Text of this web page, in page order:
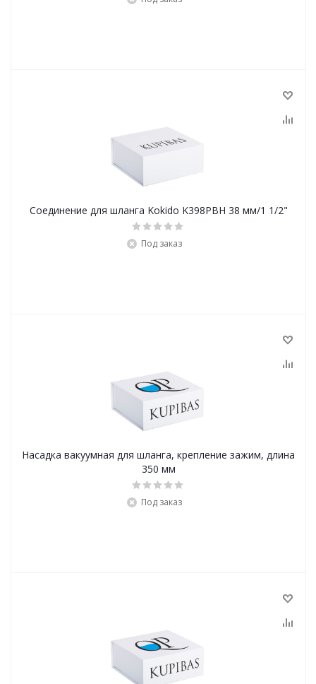
Соединение для шланга Kokido K398PBH 38 мм/1 1/2"
Под заказ
Насадка вакуумная для шланга, крепление зажим, длина
350 мм
Под заказ